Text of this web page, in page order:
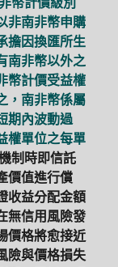
幣計價級別
非南非幣申購
擔因換匯所生
南非幣以外之
幣計價受益權
，南非幣係屬
期內波動過
權單位之每單
制時即信託
價值進行償
收益分配金額
無信用風險發
價格將愈接近
險與價格損失